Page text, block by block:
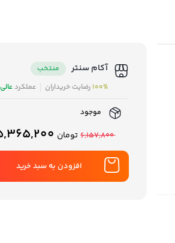
آکام سنتر
منتخب
100%رضایت خریداران عملکردعالی
موجود
6,157,800 قیمت
اصلی
تومان 6,157,800
تومان
افزودن به سبد خرید